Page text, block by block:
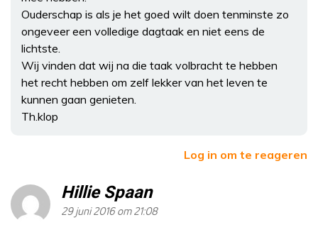
Ouderschap is als je het goed wilt doen tenminste zo
ongeveer een volledige dagtaak en niet eens de
lichtste.
Wij vinden dat wij na die taak volbracht te hebben
het recht hebben om zelf lekker van het leven te
kunnen gaan genieten.
Th.klop
Log in om te reageren
Hillie Spaan
29 juni 2016 om 21:08